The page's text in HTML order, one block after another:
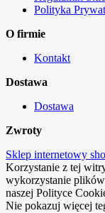
Polityka
O firmie
Kontakt
Dostawa
Dostawa
Zwroty
Sklep internetowy
Korzystanie z tej
wykorzystanie
naszej Polityce
Nie pokazuj więcej